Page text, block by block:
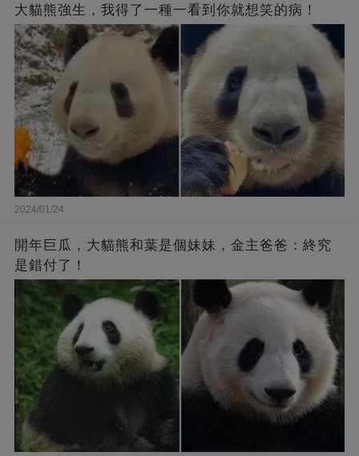
大貓熊強生，我得了一種一看到你就想笑的病！
2024/01/24
開年巨瓜，大貓熊和葉是個妹妹，金主爸爸：終究
是錯付了！